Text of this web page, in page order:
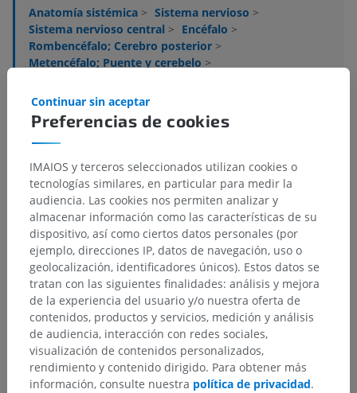
Anatomía sistémica > Sistema nervioso >
Sistema nervioso central > Encéfalo >
Rombencéfalo; Cerebro posterior >
Metencéfalo; Puente y cerebelo >
Tegmento del puente; Calota protuberancial;
Sustancia blanca
>
Sustancia blanca> Tracto tectopontino
Estructuras subyacentes:No hay estructuras
subyacentes correspondientes para esta parte
anatómica
Traducciones
¿Ha detectado un error?
No dude en sugerir una corrección, traducción o
Preferencias de cookies
Continuar sin aceptar
IMAIOS y terceros seleccionados utilizan cookies o
tecnologías similares, en particular para medir la
audiencia. Las cookies nos permiten analizar y
almacenar información como las características de su
dispositivo, así como ciertos datos personales (por
ejemplo, direcciones IP, datos de navegación, uso o
geolocalización, identificadores únicos). Estos datos se
tratan con las siguientes finalidades: análisis y mejora
de la experiencia del usuario y/o nuestra oferta de
contenidos, productos y servicios, medición y análisis
de audiencia, interacción con redes sociales,
visualización de contenidos personalizados,
rendimiento y contenido dirigido. Para obtener más
información, consulte nuestra política de privacidad.